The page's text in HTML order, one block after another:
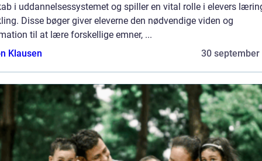
i uddannelsessystemet og spiller en vital rolle i elevers
Disse bøger giver eleverne den nødvendige viden og
til at lære forskellige emner, ...
Klausen
30 september